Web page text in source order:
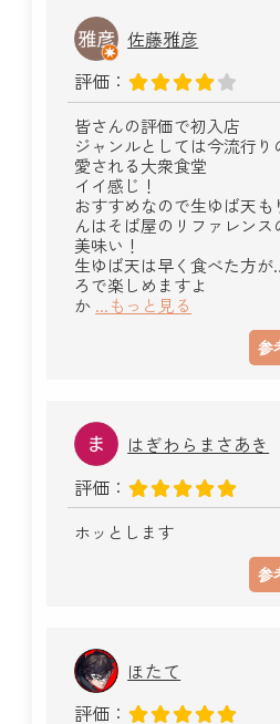
佐藤雅彦
評価：
皆さんの評価で初入店
ジャンルとしては今流行り
愛される大衆食堂
イイ感じ！
おすすめなので生ゆば天
んはそば屋のリファレン
美味い！
生ゆば天は早く食べた方
ろで楽しめますよ
か ...もっと見る
参
はぎわらまさあき
評価：
ホッとします
参
ほたて
評価：